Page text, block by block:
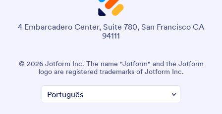
Jotform são marcas registradas da Jotform Inc.